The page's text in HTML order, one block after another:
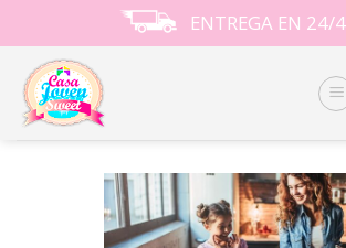
to
content
ENTREGA EN 24/